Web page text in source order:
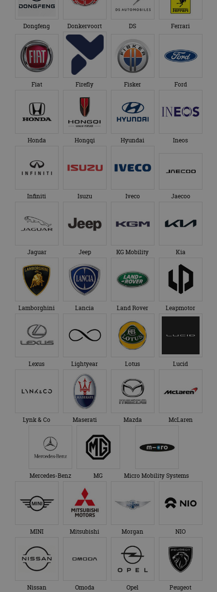
Dongfeng Donkervoort DS Ferrari
Fiat Firefly Fisker Ford
Honda Hongqi Hyundai Ineos
Infiniti Isuzu Iveco Jaecoo
Jaguar Jeep KG Mobility Kia
Lamborghini Lancia Land Rover Leapmotor
Lexus Lightyear Lotus Lucid
Lynk & Co Maserati Mazda McLaren
Mercedes-Benz MG Micro Mobility Systems
MINI Mitsubishi Morgan NIO
Nissan Omoda Opel Peugeot